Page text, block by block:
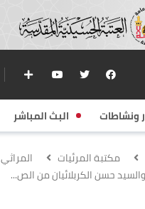
ونشاطات البث المباشر
مكتبة المرئيات
المراثي
والسيد حسن الكربلائيان من الص...